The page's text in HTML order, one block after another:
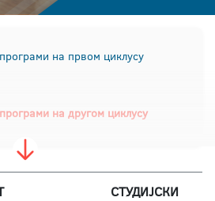
на првом циклусу
на другом циклусу
на трећем циклусу
СТУДИЈСКИ